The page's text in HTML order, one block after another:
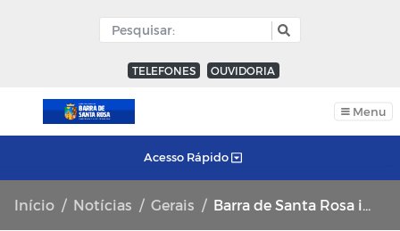
TELEFONES OUVIDORIA
Menu
Acesso Rápido
Início Notícias Gerais Barra de Santa Rosa inicia atividades do Programa Mulheres Mil em parceria com a UFPB